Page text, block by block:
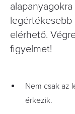
elérhető.
figyelmet!
Nem csak az
érkezik.